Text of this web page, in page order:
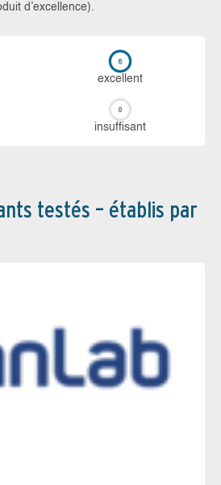
d’excellence).
ex­cellent
in­suf­fi­sant
testés – établis par